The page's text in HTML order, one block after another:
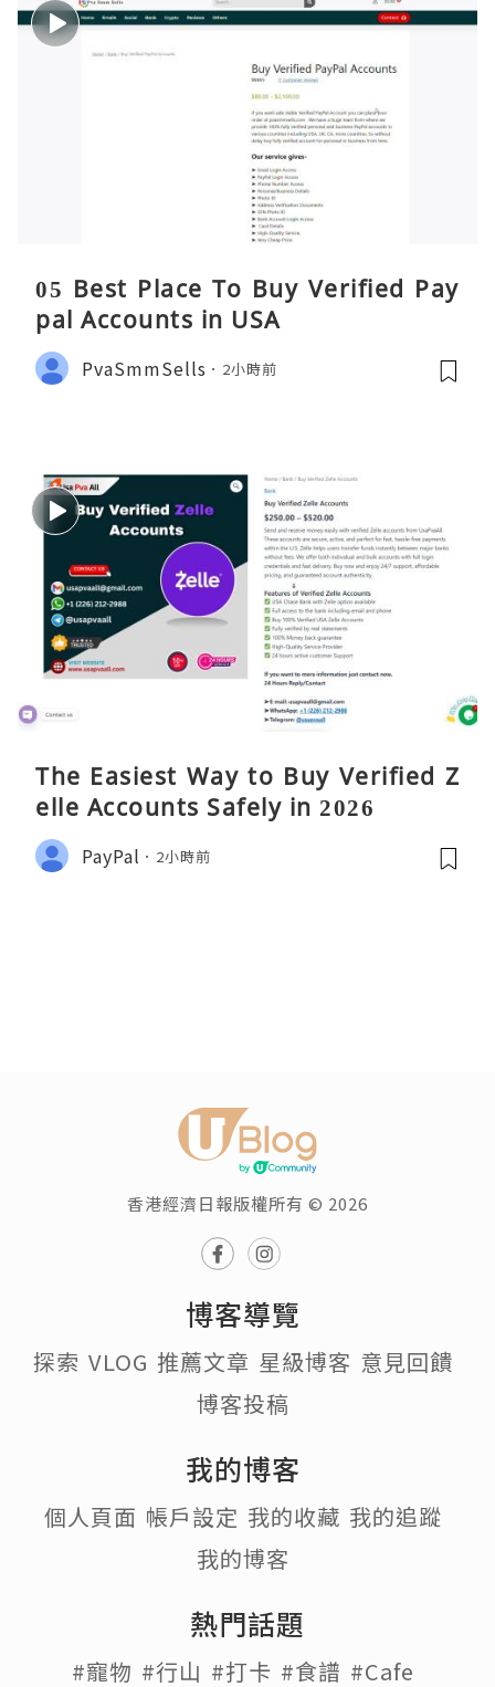
05 Best Place To Buy Verified Pay
pal Accounts in USA
PvaSmmSells 2小時前
The Easiest Way to Buy Verified Z
elle Accounts Safely in 2026
PayPal 2小時前
香港經濟日報版權所有 © 2026
博客導覽
探索 VLOG 推薦文章 星級博客 意見回饋
博客投稿
我的博客
個人頁面 帳戶設定 我的收藏 我的追蹤
我的博客
熱門話題
#寵物 #行山 #打卡 #食譜 #Cafe